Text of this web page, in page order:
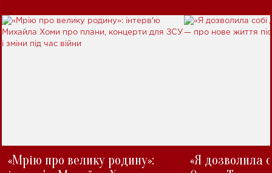
«Мрію про велику родину»:
«Я дозволила